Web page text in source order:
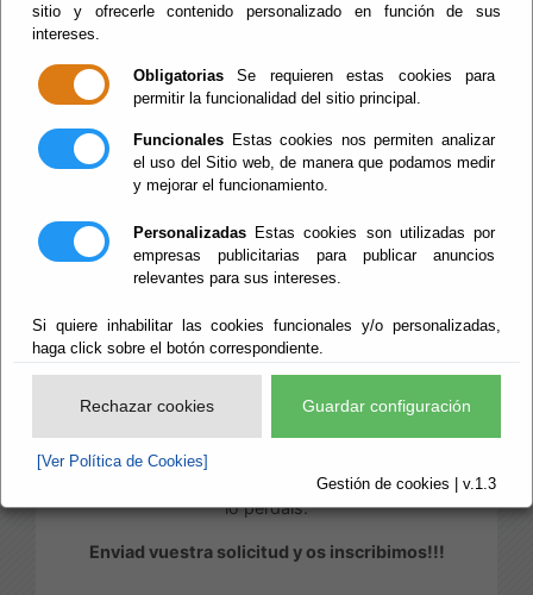
sitio y ofrecerle contenido personalizado en función de sus
intereses.
Obligatorias Se requieren estas cookies para
permitir la funcionalidad del sitio principal.
Funcionales Estas cookies nos permiten analizar
el uso del Sitio web, de manera que podamos medir
y mejorar el funcionamiento.
Personalizadas Estas cookies son utilizadas por
empresas publicitarias para publicar anuncios
relevantes para sus intereses.
Si quiere inhabilitar las cookies funcionales y/o personalizadas,
haga click sobre el botón correspondiente.
Rechazar cookies Guardar configuración
[Ver Política de Cookies]
Gestión de cookies | v.1.3
RUTA INCLUSIVA POR EL PARQUE CABO DE
GATA-NIJAR
Para disfrutar de estas rutas inclusivas por el
Parque Cabo de Gata- Níjar en familia, se debe
enviar un email a la dirección
actividadesenfamilia@dipalme.org
teléfono de contacto, así como si alguno/a requiere
de sillas de ruedas o carrito de bebé, fecha que
Os esperamos!
AVISO!!!: la ruta prevista en Mónsul, el 6 de junio,
. Aprovechad y no os
lo perdáis.
Enviad vuestra solicitud y os inscribimos!!!